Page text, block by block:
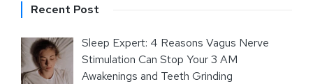
Recent Post
Sleep Expert: 4 Reasons Vagus Nerve
Stimulation Can Stop Your 3 AM
Awakenings and Teeth Grinding